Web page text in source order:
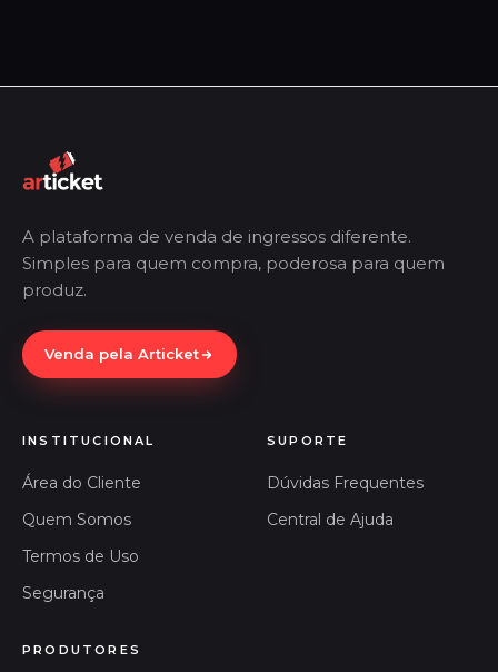
A plataforma de venda de ingressos diferente.
Simples para quem compra, poderosa para quem
produz.
Venda pela Articket
INSTITUCIONAL
Área do Cliente
Quem Somos
Termos de Uso
Segurança
SUPORTE
Dúvidas Frequentes
Central de Ajuda
PRODUTORES